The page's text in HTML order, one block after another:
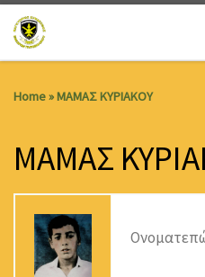
Skip to content
Home»ΜΑΜΑΣ ΚΥΡΙΑΚΟΥ
ΜΑΜΑΣ